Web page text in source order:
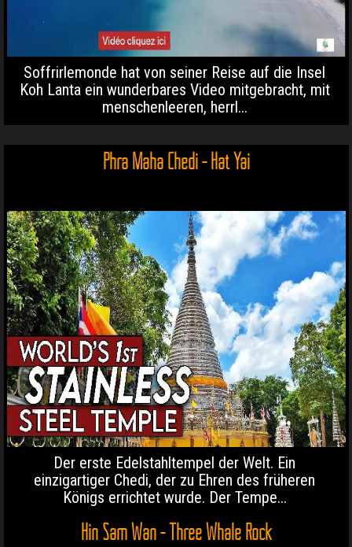
Soffrirlemonde hat von seiner Reise auf die Insel
Koh Lanta ein wunderbares Video mitgebracht, mit
menschenleeren, herrl...
Phra Maha Chedi - Hat Yai
Der erste Edelstahltempel der Welt. Ein
einzigartiger Chedi, der zu Ehren des früheren
Königs errichtet wurde. Der Tempe...
Hin Sam Wan - Three Whale Rock